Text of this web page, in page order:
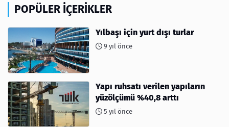
POPÜLER İÇERIKLER
Yılbaşı için yurt dışı turlar
9 yıl önce
Yapı ruhsatı verilen yapıların
yüzölçümü %40,8 arttı
5 yıl önce